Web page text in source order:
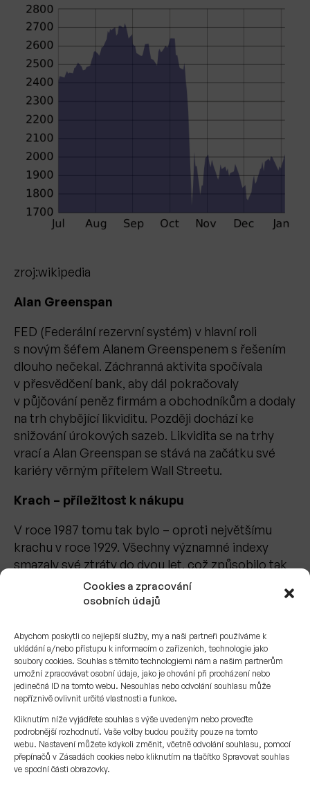
Cookies a zpracování
osobních údajů
Abychom poskytli co nejlepší služby, my a naši partneři používáme k
ukládání a/nebo přístupu k informacím o zařízeních, technologie jako
soubory cookies. Souhlas s těmito technologiemi nám a našim partnerům
umožní zpracovávat osobní údaje, jako je chování při procházení nebo
jedinečná ID na tomto webu. Nesouhlas nebo odvolání souhlasu může
nepříznivě ovlivnit určité vlastnosti a funkce.
Kliknutím níže vyjádřete souhlas s výše uvedeným nebo proveďte
podrobnější rozhodnutí. Vaše volby budou použity pouze na tomto
webu. Nastavení můžete kdykoli změnit, včetně odvolání souhlasu, pomocí
přepínačů v Zásadách cookies nebo kliknutím na tlačítko Spravovat souhlas
ve spodní části obrazovky.
zroj:wikipedia
Alan Greenspan
FED (Federální rezervní systém) v hlavní roli
s novým šéfem Alanem Greenspenem s řešením
dlouho nečekal. Záchranná aktivita spočívala
v přesvědčení bank, aby dál pokračovaly
v půjčování peněz firmám a obchodníkům a dodaly
na trh chybějící likviditu. Později dochází ke
snižování úrokových sazeb. Likvidita se na trhy
vrací a Alan Greenspan se stává na začátku své
kariéry věrným přítelem Wall Streetu.
Krach – příležitost k nákupu
V roce 1987 tomu tak bylo – oproti největšímu
krachu v roce 1929. Všechny významné indexy
smazaly své ztráty do dvou let, což způsobilo tak
dramatické zotavení po černém pondělí. Trh
reagoval nepřiměřeně. Z předražených akcií se
velkou příležitost k nákupu. Pro dlouhodobé
investory to byla skvělá zpráva a příležitost.
Závěr
pravděpodobností kombinací příběhů lidských
emocí, které je důležité mít vždy pod kontrolou
(ne vždy se to podaří), nenasytnosti, obav a slepé